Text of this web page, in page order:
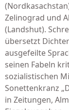
Zelinograd und
(Landshut).
übersetzt
ausgefeilte
seinen Fabeln
sozialistischen
Sonettenkranz
in Zeitungen,